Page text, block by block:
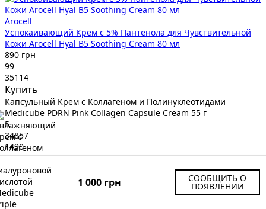
1 000 грн СООБЩИТЬ О
ПОЯВЛЕНИИ
Arocell
Успокаивающий Крем с 5% Пантенола для Чувствительной
Кожи Arocell Hyal B5 Soothing Cream 80 мл
890 грн
99
35114
Купить
Капсульный Крем с Коллагеном и Полинуклеотидами
Medicube PDRN Pink Collagen Capsule Cream 55 г
5
34857
1490
Medicube
Category products
Увлажнение и Питание